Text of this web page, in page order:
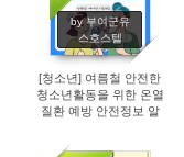
by 부여군유
스호스텔
3304
[청소년] 여름철 안전한
청소년활동을 위한 온열
질환 예방 안전정보 알